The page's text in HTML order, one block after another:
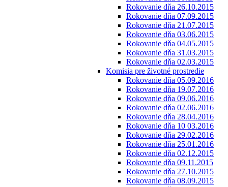
Rokovanie dňa 26.10.2015
Rokovanie dňa 07.09.2015
Rokovanie dňa 21.07.2015
Rokovanie dňa 03.06.2015
Rokovanie dňa 04.05.2015
Rokovanie dňa 31.03.2015
Rokovanie dňa 02.03.2015
Komisia pre životné prostredie
Rokovanie dňa 05.09.2016
Rokovanie dňa 19.07.2016
Rokovanie dňa 09.06.2016
Rokovanie dňa 02.06.2016
Rokovanie dňa 28.04.2016
Rokovanie dňa 10 03.2016
Rokovanie dňa 29.02.2016
Rokovanie dňa 25.01.2016
Rokovanie dňa 02.12.2015
Rokovanie dňa 09.11.2015
Rokovanie dňa 27.10.2015
Rokovanie dňa 08.09.2015